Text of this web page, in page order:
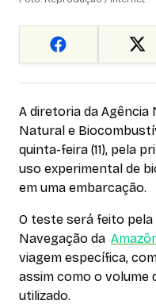
A diretoria da Agência
Natural e
quinta-feira (11), pela
uso experimental de
em uma embarcação.
O teste será feito
Navegação da
viagem específica,
assim como o volume
utilizado.